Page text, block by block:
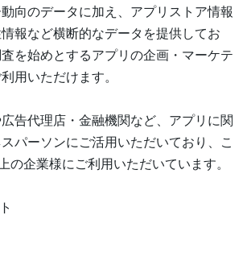
向のデータに加え、アプリストア情報
報など横断的なデータを提供してお
を始めとするアプリの企画・マーケテ
用いただけます。
告代理店・金融機関など、アプリに関
パーソンにご活用いただいており、こ
の企業様にご利用いただいています。